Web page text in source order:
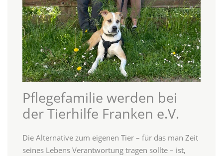
Pflegefamilie werden bei
der Tierhilfe Franken e.V.
Die Alternative zum eigenen Tier – für das man Zeit
seines Lebens Verantwortung tragen sollte – ist,